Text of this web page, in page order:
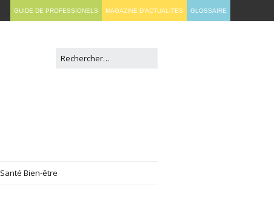
Santé Bien-être
GUIDE DE PROFESSIONELS MAGAZINE D'ACTUALITES GLOSSAIRE